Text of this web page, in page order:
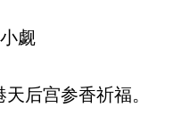
觑
后宫参香祈福。